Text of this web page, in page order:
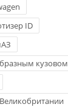
ID
кузовом